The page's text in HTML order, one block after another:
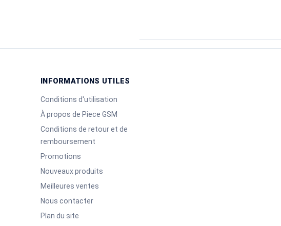
INFORMATIONS UTILES
Conditions d'utilisation
À propos de Piece GSM
Conditions de retour et de
remboursement
Promotions
Nouveaux produits
Meilleures ventes
Nous contacter
Plan du site